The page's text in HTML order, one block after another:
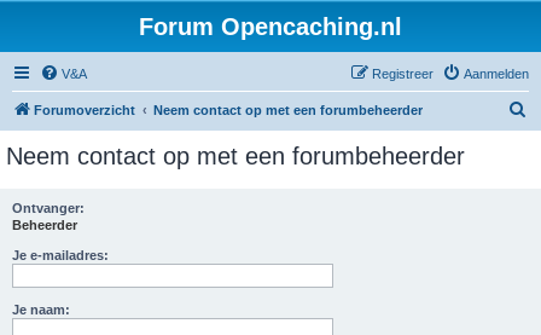
Forum Opencaching.nl
V&A Aanmelden
Registreer
Forumoverzicht Neem contact op met een forumbeheerder
Neem contact op met een forumbeheerder
Ontvanger:
Beheerder
Je e-mailadres:
Je naam: